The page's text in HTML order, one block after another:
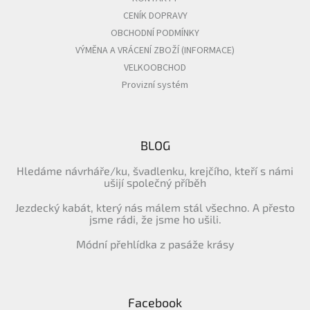
CENÍK DOPRAVY
OBCHODNÍ PODMÍNKY
VÝMĚNA A VRÁCENÍ ZBOŽÍ (INFORMACE)
VELKOOBCHOD
Provizní systém
BLOG
Hledáme návrháře/ku, švadlenku, krejčího, kteří s námi
ušijí společný příběh
Jezdecký kabát, který nás málem stál všechno. A přesto
jsme rádi, že jsme ho ušili.
Módní přehlídka z pasáže krásy
Facebook